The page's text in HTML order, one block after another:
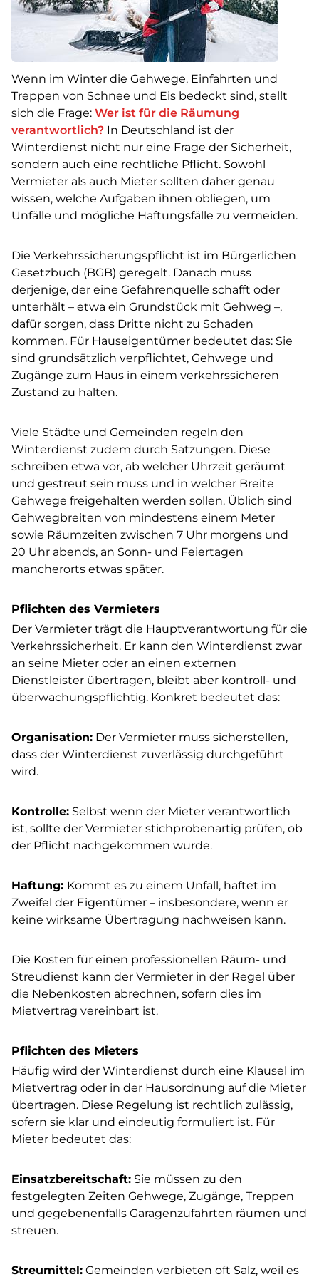
Wenn im Winter die Gehwege, Einfahrten und
Treppen von Schnee und Eis bedeckt sind, stellt
sich die Frage: Wer ist für die Räumung
verantwortlich? In Deutschland ist der
Winterdienst nicht nur eine Frage der Sicherheit,
sondern auch eine rechtliche Pflicht. Sowohl
Vermieter als auch Mieter sollten daher genau
wissen, welche Aufgaben ihnen obliegen, um
Unfälle und mögliche Haftungsfälle zu vermeiden.
Die Verkehrssicherungspflicht ist im Bürgerlichen
Gesetzbuch (BGB) geregelt. Danach muss
derjenige, der eine Gefahrenquelle schafft oder
unterhält – etwa ein Grundstück mit Gehweg –,
dafür sorgen, dass Dritte nicht zu Schaden
kommen. Für Hauseigentümer bedeutet das: Sie
sind grundsätzlich verpflichtet, Gehwege und
Zugänge zum Haus in einem verkehrssicheren
Zustand zu halten.
Viele Städte und Gemeinden regeln den
Winterdienst zudem durch Satzungen. Diese
schreiben etwa vor, ab welcher Uhrzeit geräumt
und gestreut sein muss und in welcher Breite
Gehwege freigehalten werden sollen. Üblich sind
Gehwegbreiten von mindestens einem Meter
sowie Räumzeiten zwischen 7 Uhr morgens und
20 Uhr abends, an Sonn- und Feiertagen
mancherorts etwas später.
Pflichten des Vermieters
Der Vermieter trägt die Hauptverantwortung für die
Verkehrssicherheit. Er kann den Winterdienst zwar
an seine Mieter oder an einen externen
Dienstleister übertragen, bleibt aber kontroll- und
überwachungspflichtig. Konkret bedeutet das:
Organisation: Der Vermieter muss sicherstellen,
dass der Winterdienst zuverlässig durchgeführt
wird.
Kontrolle: Selbst wenn der Mieter verantwortlich
ist, sollte der Vermieter stichprobenartig prüfen, ob
der Pflicht nachgekommen wurde.
Haftung: Kommt es zu einem Unfall, haftet im
Zweifel der Eigentümer – insbesondere, wenn er
keine wirksame Übertragung nachweisen kann.
Die Kosten für einen professionellen Räum- und
Streudienst kann der Vermieter in der Regel über
die Nebenkosten abrechnen, sofern dies im
Mietvertrag vereinbart ist.
Pflichten des Mieters
Häufig wird der Winterdienst durch eine Klausel im
Mietvertrag oder in der Hausordnung auf die Mieter
übertragen. Diese Regelung ist rechtlich zulässig,
sofern sie klar und eindeutig formuliert ist. Für
Mieter bedeutet das:
Einsatzbereitschaft: Sie müssen zu den
festgelegten Zeiten Gehwege, Zugänge, Treppen
und gegebenenfalls Garagenzufahrten räumen und
streuen.
Streumittel: Gemeinden verbieten oft Salz, weil es